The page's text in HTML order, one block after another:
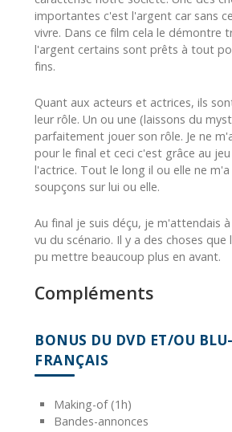
importantes c'est l'argent car sans
vivre. Dans ce film cela le démontre
l'argent certains sont prêts à tout
fins.
Quant aux acteurs et actrices, ils
leur rôle. Un ou une (laissons du
parfaitement jouer son rôle. Je ne
pour le final et ceci c'est grâce au
l'actrice. Tout le long il ou elle ne
soupçons sur lui ou elle.
Au final je suis déçu, je m'attendais
vu du scénario. Il y a des choses
pu mettre beaucoup plus en avant.
Compléments
BONUS DU DVD ET/OU
FRANÇAIS
Making-of (1h)
Bandes-annonces